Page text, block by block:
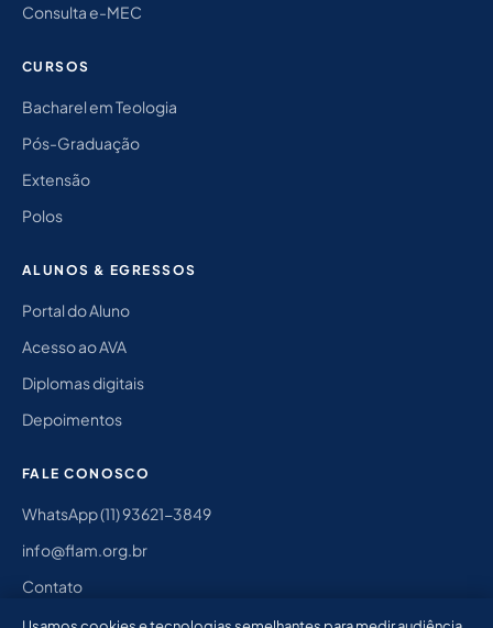
Consulta e-MEC
CURSOS
Bacharel em Teologia
Pós-Graduação
Extensão
Polos
ALUNOS & EGRESSOS
Portal do Aluno
Acesso ao AVA
Diplomas digitais
Depoimentos
FALE CONOSCO
WhatsApp (11) 93621-3849
info@flam.org.br
Contato
Instagram @flam.jv